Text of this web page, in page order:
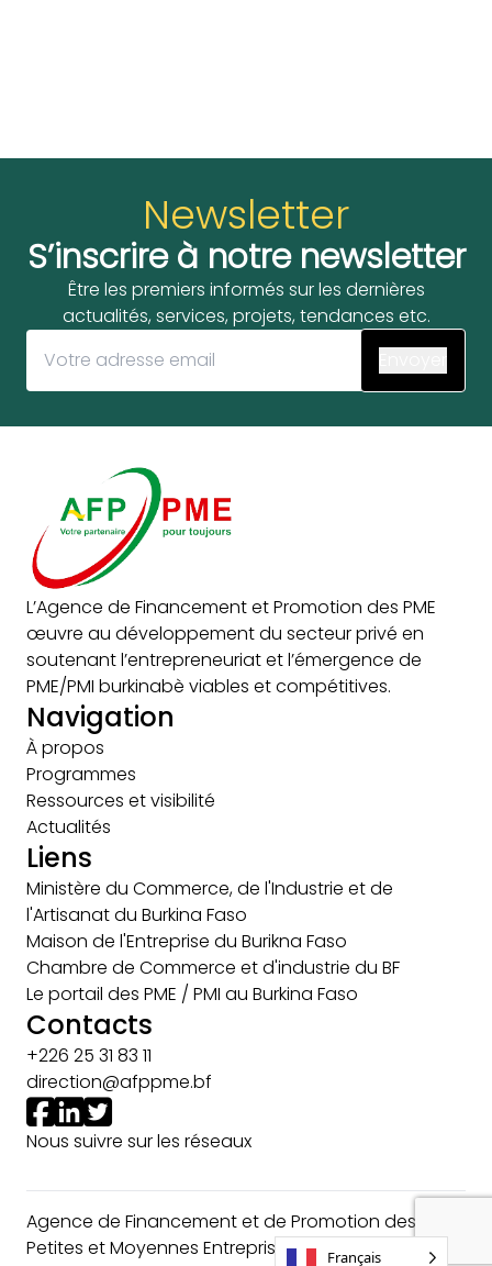
Newsletter
S’inscrire à notre newsletter
Être les premiers informés sur les dernières
actualités, services, projets, tendances etc.
L’Agence de Financement et Promotion des PME
œuvre au développement du secteur privé en
soutenant l’entrepreneuriat et l’émergence de
PME/PMI burkinabè viables et compétitives.
Navigation
À propos
Programmes
Ressources et visibilité
Actualités
Liens
Ministère du Commerce, de l'Industrie et de
l'Artisanat du Burkina Faso
Maison de l'Entreprise du Burikna Faso
Chambre de Commerce et d'industrie du BF
Le portail des PME / PMI au Burkina Faso
Contacts
+226 25 31 83 11
direction@afppme.bf
Nous suivre sur les réseaux
Agence de Financement et de Promotion des
Petites et Moyennes Entreprises © 2024Français